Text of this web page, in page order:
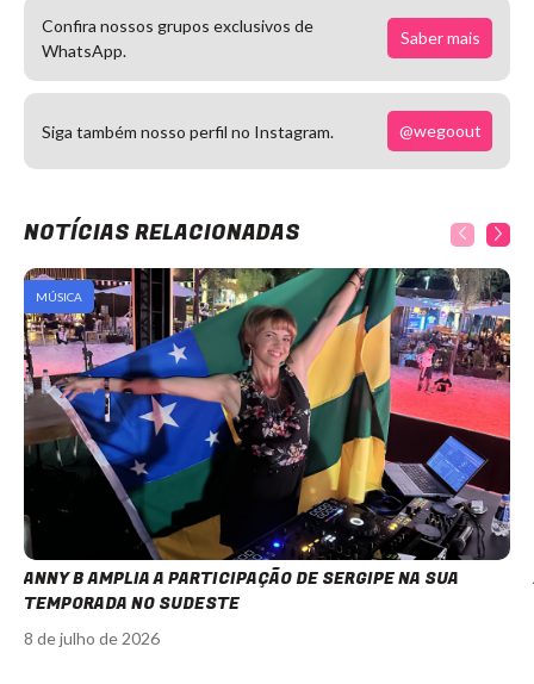
Confira nossos grupos exclusivos de
WhatsApp.
Saber mais
Siga também nosso perfil no Instagram. @wegoout
NOTÍCIAS RELACIONADAS
MÚSICA
ANNY B AMPLIA A PARTICIPAÇÃO DE SERGIPE NA SUA
TEMPORADA NO SUDESTE
8 de julho de 2026